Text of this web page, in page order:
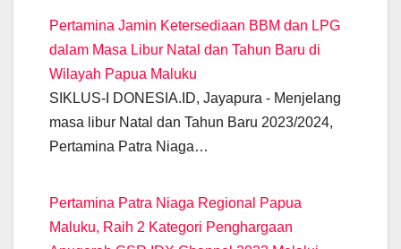
Pertamina Jamin Ketersediaan BBM dan LPG
dalam Masa Libur Natal dan Tahun Baru di
Wilayah Papua Maluku
SIKLUS-I DONESIA.ID, Jayapura - Menjelang
masa libur Natal dan Tahun Baru 2023/2024,
Pertamina Patra Niaga…
Pertamina Patra Niaga Regional Papua
Maluku, Raih 2 Kategori Penghargaan